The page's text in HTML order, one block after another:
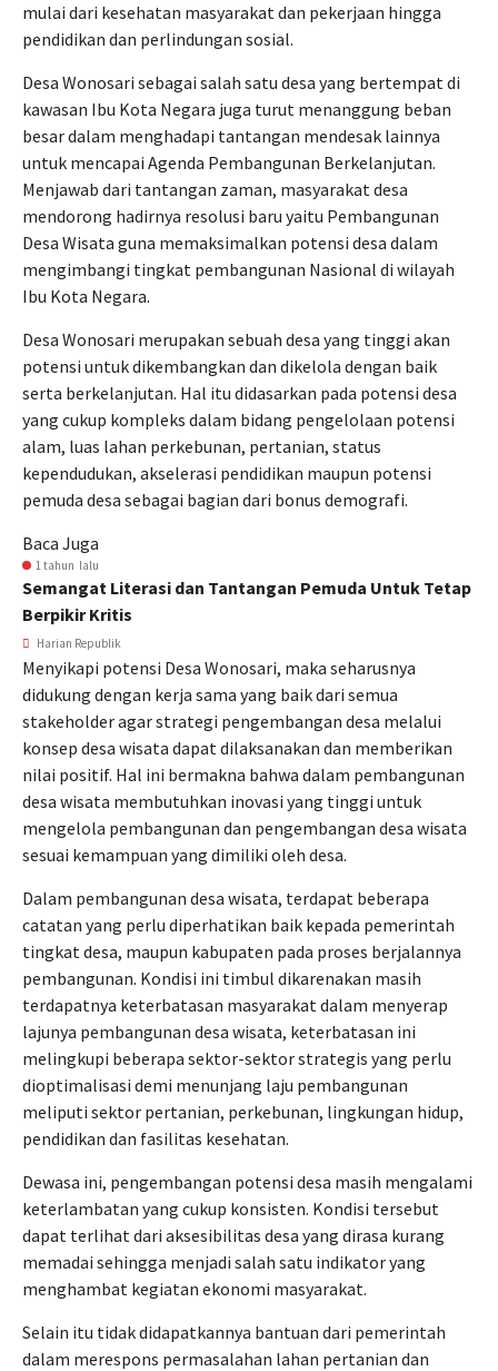
mulai dari kesehatan masyarakat dan pekerjaan hingga
pendidikan dan perlindungan sosial.
Desa Wonosari sebagai salah satu desa yang bertempat di
kawasan Ibu Kota Negara juga turut menanggung beban
besar dalam menghadapi tantangan mendesak lainnya
untuk mencapai Agenda Pembangunan Berkelanjutan.
Menjawab dari tantangan zaman, masyarakat desa
mendorong hadirnya resolusi baru yaitu Pembangunan
Desa Wisata guna memaksimalkan potensi desa dalam
mengimbangi tingkat pembangunan Nasional di wilayah
Ibu Kota Negara.
Desa Wonosari merupakan sebuah desa yang tinggi akan
potensi untuk dikembangkan dan dikelola dengan baik
serta berkelanjutan. Hal itu didasarkan pada potensi desa
yang cukup kompleks dalam bidang pengelolaan potensi
alam, luas lahan perkebunan, pertanian, status
kependudukan, akselerasi pendidikan maupun potensi
pemuda desa sebagai bagian dari bonus demografi.
Baca Juga
1 tahun lalu
Semangat Literasi dan Tantangan Pemuda Untuk Tetap
Berpikir Kritis
Harian Republik
Menyikapi potensi Desa Wonosari, maka seharusnya
didukung dengan kerja sama yang baik dari semua
stakeholder agar strategi pengembangan desa melalui
konsep desa wisata dapat dilaksanakan dan memberikan
nilai positif. Hal ini bermakna bahwa dalam pembangunan
desa wisata membutuhkan inovasi yang tinggi untuk
mengelola pembangunan dan pengembangan desa wisata
sesuai kemampuan yang dimiliki oleh desa.
Dalam pembangunan desa wisata, terdapat beberapa
catatan yang perlu diperhatikan baik kepada pemerintah
tingkat desa, maupun kabupaten pada proses berjalannya
pembangunan. Kondisi ini timbul dikarenakan masih
terdapatnya keterbatasan masyarakat dalam menyerap
lajunya pembangunan desa wisata, keterbatasan ini
melingkupi beberapa sektor-sektor strategis yang perlu
dioptimalisasi demi menunjang laju pembangunan
meliputi sektor pertanian, perkebunan, lingkungan hidup,
pendidikan dan fasilitas kesehatan.
Dewasa ini, pengembangan potensi desa masih mengalami
keterlambatan yang cukup konsisten. Kondisi tersebut
dapat terlihat dari aksesibilitas desa yang dirasa kurang
memadai sehingga menjadi salah satu indikator yang
menghambat kegiatan ekonomi masyarakat.
Selain itu tidak didapatkannya bantuan dari pemerintah
dalam merespons permasalahan lahan pertanian dan